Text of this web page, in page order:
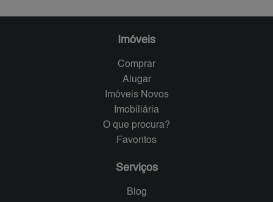
Imóveis
Comprar
Alugar
Imóveis Novos
Imobiliária
O que procura?
Favoritos
Serviços
Blog